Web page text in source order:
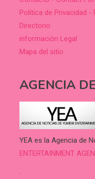
Política de Privacidad -
Directorio
información Legal
Mapa del sitio
AGENCIA
YEA es la Agencia de
ENTERTAINMENT
.